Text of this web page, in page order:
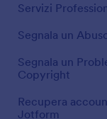
Servizi
Segnala un
Segnala un
Copyright
Recupera
Jotform